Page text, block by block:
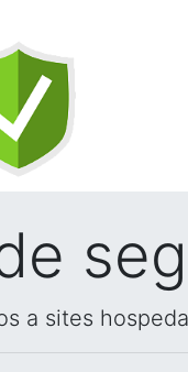
a sites